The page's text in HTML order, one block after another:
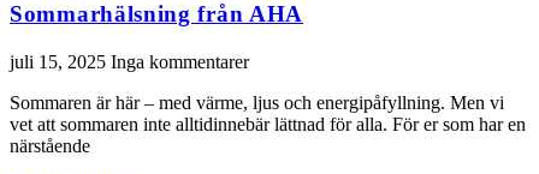
Sommarhälsning från AHA
juli 15, 2025 Inga kommentarer
Sommaren är här – med värme, ljus och energipåfyllning. Men vi
vet att sommaren inte alltidinnebär lättnad för alla. För er som har en
närstående